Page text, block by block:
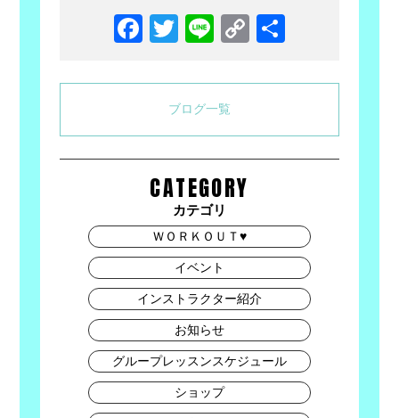
Facebook
Twitter
LineCopy
ブログ一覧
CATEGORY
カテゴリ
ＷＯＲＫＯＵＴ♥
イベント
インストラクター紹介
お知らせ
グループレッスンスケジュール
ショップ